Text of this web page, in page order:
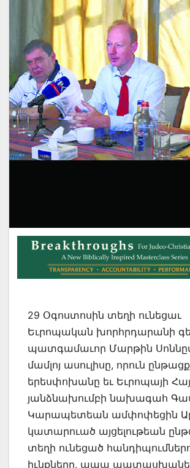
29 Օգոստոսին տեղի ունեցաւ
Եւրոպական խորհրդարանի
պատգամաւոր Մարթին
մամլոյ ասուլիսը, որուն
երեսփոխանը եւ Եւրոպայի
յանձնախումբի նախագահ
Կարապետեան ամփոփեցին
կատարուած այցելութեան
տեղի ունեցած
իւնքները, ապա